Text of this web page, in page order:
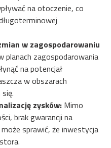
na otoczenie, co
w zagospodarowaniu
planach zagospodarowania
na potencjał
w obszarach
zysków: Mimo
brak gwarancji na
sprawić, że inwestycja